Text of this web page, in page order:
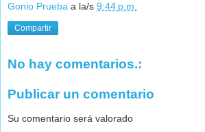
Gonio Prueba a la/s 9:44 p.m.
Compartir
No hay comentarios.:
Publicar un comentario
Su comentario será valorado